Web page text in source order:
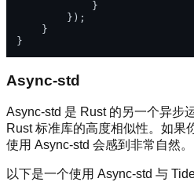
            }
        });
    }
Async-std
Async-std 是 Rust 的另一个异步
Rust 标准库的高度相似性。如果
使用 Async-std 会感到非常自然。
以下是一个使用 Async-std 与